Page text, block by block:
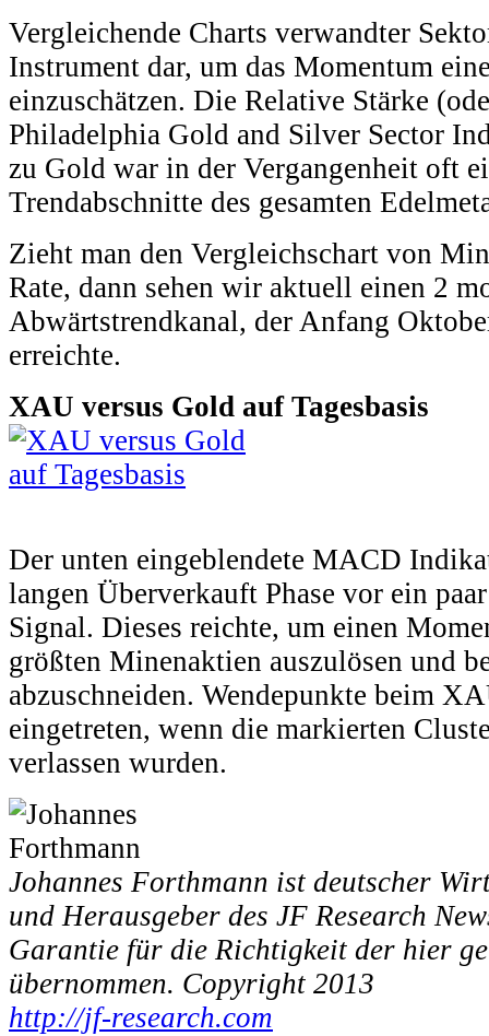
Vergleichende Charts verwandter
Instrument dar, um das Momentum
einzuschätzen. Die Relative Stärke
Philadelphia Gold and Silver Sector
zu Gold war in der Vergangenheit oft
Trendabschnitte des gesamten
Zieht man den Vergleichschart von
Rate, dann sehen wir aktuell einen 2
Abwärtstrendkanal, der Anfang
erreichte.
XAU versus Gold auf Tagesbasis
Der unten eingeblendete MACD
langen Überverkauft Phase vor ein
Signal. Dieses reichte, um einen
größten Minenaktien auszulösen und
abzuschneiden. Wendepunkte beim
eingetreten, wenn die markierten
verlassen wurden.
Johannes Forthmann ist deutscher
und Herausgeber des JF Research
Garantie für die Richtigkeit der hier
übernommen. Copyright 2013
http://jf-research.com